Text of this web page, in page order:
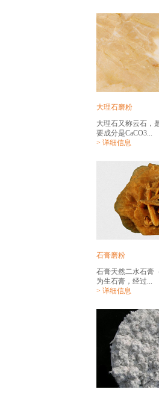
大理石磨粉
大理石又称云石，
要成分是CaCO3...
> 详细信息
石膏磨粉
石膏天然二水石膏
为生石膏，经过...
> 详细信息